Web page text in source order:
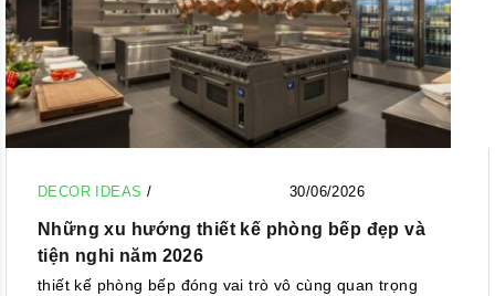
DECOR IDEAS / 30/06/2026
Những xu hướng thiết kế phòng bếp đẹp và
tiện nghi năm 2026
thiết kế phòng bếp đóng vai trò vô cùng quan trọng